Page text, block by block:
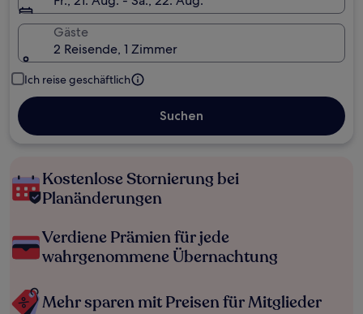
Gäste
2 Reisende, 1 Zimmer
Ich reise geschäftlich
Suchen
Kostenlose Stornierung bei
Planänderungen
Verdiene Prämien für jede
wahrgenommene Übernachtung
Mehr sparen mit Preisen für Mitglieder